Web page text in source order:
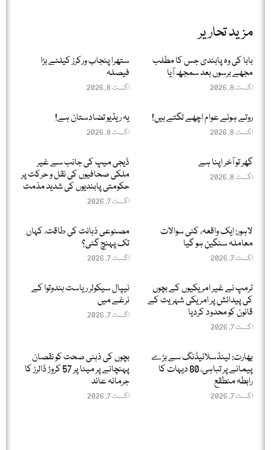
مزید تحاریر
بابا کی وہ پابندی جس کا مطلب
مجھے برسوں بعد سمجھ آیا
اگست 8, 2026
ستھرا پنجاب ورکرز کیلئے بڑا
فیصلہ
اگست 8, 2026
روتے ہوئے عوام اچھے لگتے ہیں!
اگست 8, 2026
یہ ریڈیو تضادستان ہے!
اگست 8, 2026
گھر تو آخر اپنا ہے
اگست 8, 2026
ڈیجی میپ کی جانب سے غیر
ملکی صحافیوں کی نقل و حرکت پر
حکومتی پابندیوں کی شدید مذمت
اگست 7, 2026
لاہور: ایک واقعہ، کئی سوالات
معاملہ سنگین ہو گیا
اگست 7, 2026
مصنوعی ذہانت کی طاقت، کہاں
تک پہنچ گئی؟
اگست 7, 2026
ٹرمپ نے غیر امریکیوں کے بچوں
کی پیدائش پر امریکی شہریت کے
قانون کو محدود کردیا
اگست 7, 2026
نیپال سیکولر ریاست ہندوتوا کے
نرغے میں
اگست 7, 2026
بھارت: لینڈسلائیڈنگ سے بڑے
پیمانے پر تباہی، 80 دیہات کا
رابطہ منطقع
اگست 7, 2026
بچوں کی ذہنی صحت کو نقصان
پہنچانے پر میٹا پر 57 کروڑ ڈالرز کا
جرمانہ عائد
اگست 7, 2026